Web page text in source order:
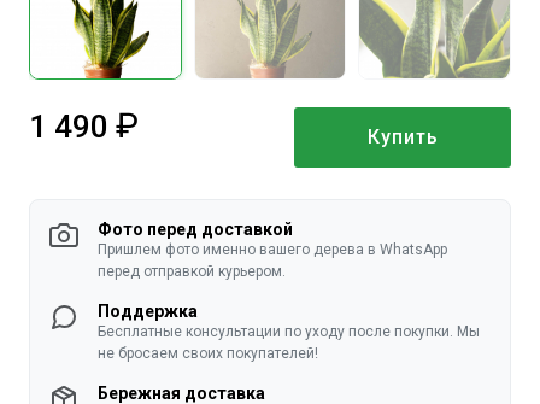
1 490 Купить
Фото перед доставкой
Пришлем фото именно вашего дерева в WhatsApp
перед отправкой курьером.
Поддержка
Бесплатные консультации по уходу после покупки. Мы
не бросаем своих покупателей!
Бережная доставка